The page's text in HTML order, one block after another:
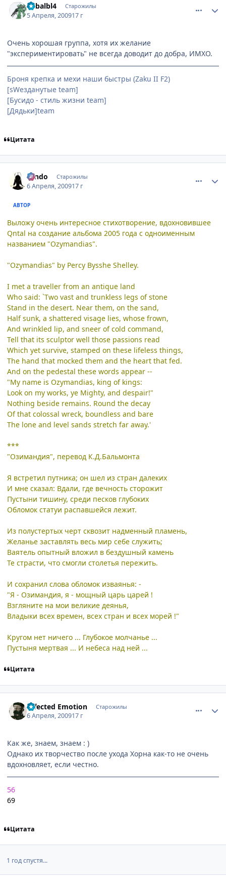
Cabalbl4 Старожилы
5 Апреля, 200917 г
Очень хорошая группа, хотя их желание
"экспериментировать" не всегда доводит до добра, ИМХО.
Броня крепка и мехи наши быстры (Zaku II F2)
[sWезданутые team]
[Бусидо - стиль жизни team]
[Дядьки]team
Цитата
Tendo Старожилы
6 Апреля, 200917 г
АВТОР
Выложу очень интересное стихотворение, вдохновившее
Qntal на создание альбома 2005 года с одноименным
названием "Ozymandias".
"Ozymandias" by Percy Bysshe Shelley.
I met a traveller from an antique land
Who said: `Two vast and trunkless legs of stone
Stand in the desert. Near them, on the sand,
Half sunk, a shattered visage lies, whose frown,
And wrinkled lip, and sneer of cold command,
Tell that its sculptor well those passions read
Which yet survive, stamped on these lifeless things,
The hand that mocked them and the heart that fed.
And on the pedestal these words appear --
"My name is Ozymandias, king of kings:
Look on my works, ye Mighty, and despair!"
Nothing beside remains. Round the decay
Of that colossal wreck, boundless and bare
The lone and level sands stretch far away.'
***
"Озимандия", перевод К.Д.Бальмонта
Я встретил путника; он шел из стран далеких
И мне сказал: Вдали, где вечность сторожит
Пустыни тишину, среди песков глубоких
Обломок статуи распавшейся лежит.
Из полустертых черт сквозит надменный пламень,
Желанье заставлять весь мир себе служить;
Ваятель опытный вложил в бездушный камень
Те страсти, что смогли столетья пережить.
И сохранил слова обломок изваянья: -
"Я - Озимандия, я - мощный царь царей !
Взгляните на мои великие деянья,
Владыки всех времен, всех стран и всех морей !"
Кругом нет ничего ... Глубокое молчанье ...
Пустыня мертвая ... И небеса над ней ...
Цитата
Infected Emotion Старожилы
6 Апреля, 200917 г
Как же, знаем, знаем : )
Однако их творчество после ухода Хорна как-то не очень
вдохновляет, если честно.
56
69
Цитата
1 год спустя...